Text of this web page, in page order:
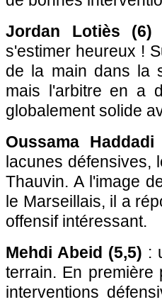
Jordan Lotiès (6)
s'estimer heureux !
de la main dans la
mais l'arbitre en a
globalement solide
Oussama Haddadi
lacunes défensives,
Thauvin. A l'image
le Marseillais, il a
offensif intéressant.
Mehdi Abeid (5,5) :
terrain. En
interventions